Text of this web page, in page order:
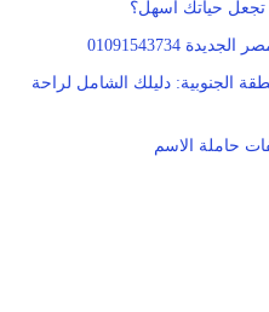
تجعل حياتك أسهل؟
01091543734
الجنوبية: دليلك الشامل لراحة
حاملة الاسم